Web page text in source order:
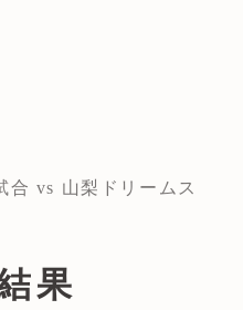
合 vs 山梨ドリームス
果